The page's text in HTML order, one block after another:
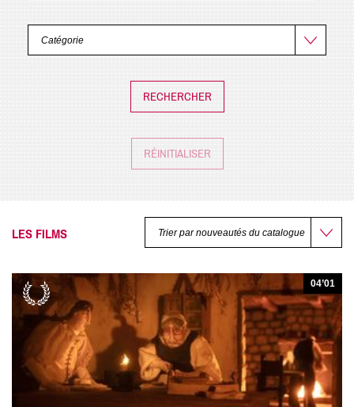
RÉINITIALISER
LES FILMS
04’01